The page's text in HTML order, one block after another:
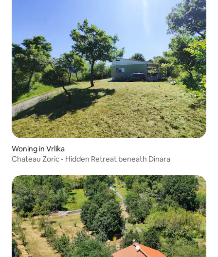
Woning in Vrlika
Chateau Zoric - Hidden Retreat beneath Dinara